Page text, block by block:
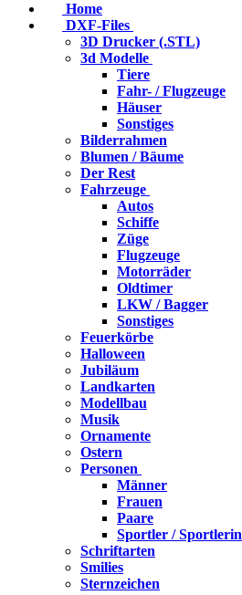
Home
DXF-Files
3D Drucker (.STL)
3d Modelle
Tiere
Fahr- / Flugzeuge
Häuser
Sonstiges
Bilderrahmen
Blumen / Bäume
Der Rest
Fahrzeuge
Autos
Schiffe
Züge
Flugzeuge
Motorräder
Oldtimer
LKW / Bagger
Sonstiges
Feuerkörbe
Halloween
Jubiläum
Landkarten
Modellbau
Musik
Ornamente
Ostern
Personen
Männer
Frauen
Paare
Sportler / Sportlerin
Schriftarten
Smilies
Sternzeichen